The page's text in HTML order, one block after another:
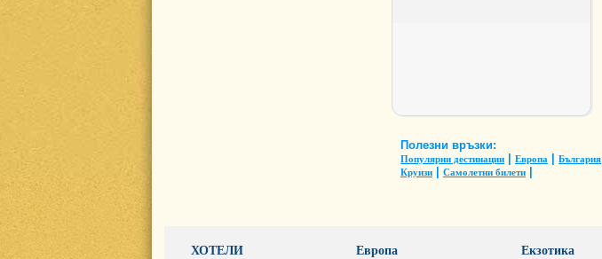
Полезни връзки:
Популярни дестинации Европа България
Круизи Самолетни билети
ХОТЕЛИ Европа Екзотика